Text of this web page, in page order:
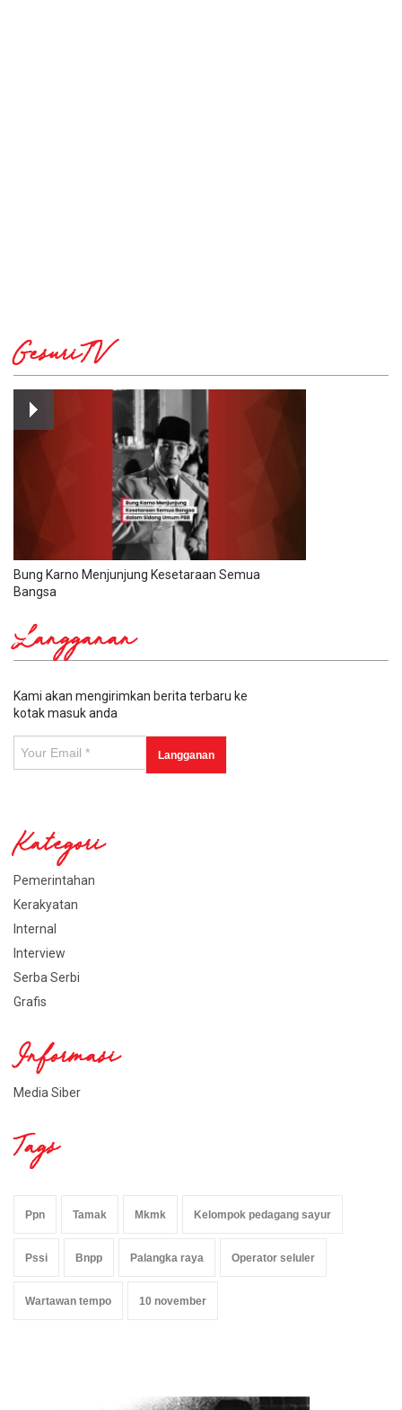
GesuriTV
Bung Karno Menjunjung Kesetaraan Semua
Bangsa
Langganan
Kami akan mengirimkan berita terbaru ke
kotak masuk anda
Kategori
Pemerintahan
Kerakyatan
Internal
Interview
Serba Serbi
Grafis
Informasi
Media Siber
Tags
Ppn Tamak Mkmk Kelompok pedagang sayur
Pssi Bnpp Palangka raya Operator seluler
Wartawan tempo 10 november